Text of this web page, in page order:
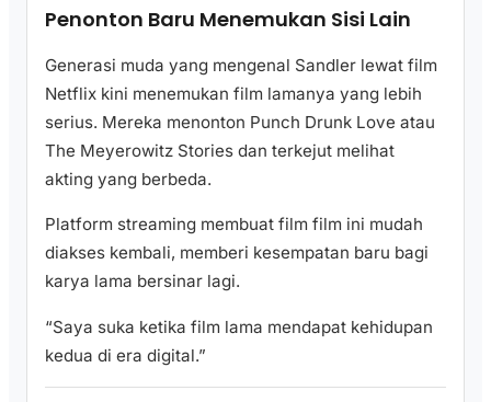
Penonton Baru Menemukan Sisi Lain
Generasi muda yang mengenal Sandler lewat film
Netflix kini menemukan film lamanya yang lebih
serius. Mereka menonton Punch Drunk Love atau
The Meyerowitz Stories dan terkejut melihat
akting yang berbeda.
Platform streaming membuat film film ini mudah
diakses kembali, memberi kesempatan baru bagi
karya lama bersinar lagi.
“Saya suka ketika film lama mendapat kehidupan
kedua di era digital.”